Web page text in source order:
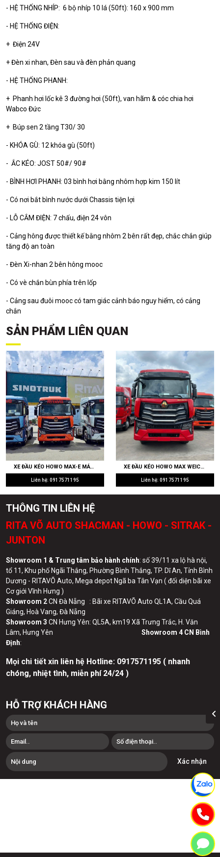
- HỆ THỐNG NHÍP: 6 bộ nhíp 10 lá (50ft): 160 x 900 mm
- HỆ THỐNG ĐIỆN:
+ Điện 24V
+ Đèn xi nhan, Đèn sau và đèn phản quang
- HỆ THỐNG PHANH:
+ Phanh hơi lốc kê 3 đường hơi (50ft), van hãm & cóc chia hơi
Wabco Đức
+ Búp sen 2 tầng T30/ 30
- KHÓA GÙ: 12 khóa gù (50ft)
- ẮC KÉO: JOST 50#/ 90#
- BÌNH HƠI PHANH: 03 bình hơi bằng nhôm hợp kim 150 lít
- Có nơi bắt bình nước dưới Chassis tiện lợi
- LỖ CẮM ĐIỆN: 7 chấu, điện 24 vôn
- Cảng hông được thiết kế bằng nhôm 2 bên rất đẹp, chắc chắn giúp
tăng độ an toàn
- Đèn Xi-nhan 2 bên hông mooc
- Có vè chắn bùn phía trên lốp
- Cảng sau đuôi mooc có tam giác cảnh báo nguy hiểm, có cảng
chắn
SẢN PHẨM LIÊN QUAN
XE ĐẦU KÉO HOWO MAX-E MÁY WEICHAI 400HP CẦU LÁP 4.111 SIÊU TIẾT KIỆM NHIÊN LIỆU CHẠY CONT CẢNG
Liên hệ: 0917571195
XE ĐẦU KÉO HOWO MAX WEICHAI 430HP WP10.5H CẦU LÁP 4.111 RITAVO AUTO NHẬP KHẨU GIÁ TỐT
Liên hệ: 0917571195
THÔNG TIN LIÊN HỆ
RITA VÕ AUTO SHACMAN - HOWO - SITRAK -
JUNTON
Showroom 1 & Trung tâm bảo hành chính: số 39/11 xa lộ hà nội,
tổ 11, Khu phố Ngãi Thắng, Phường Bình Thắng, TP. Dĩ An, Tỉnh Bình
Dương - RITAVÕ Auto, Mega depot Ngã ba Tân Vạn ( đối diện bãi xe
Cơ giới Vĩnh Hưng )
Showroom 2CN Đà Nẵng : Bãi xe RITAVÕ Auto QL1A, Cầu Quá
Giáng, Hoà Vang, Đà Nẵng
Showroom 3 CN Hưng Yên: QL5A, km19 Xã Trưng Trắc, H. Văn
Lâm, Hưng Yên Showroom 4 CN Bình
Định:
Mọi chi tiết xin liên hệ Hotline: 0917571195 ( nhanh
chóng, nhiệt tình, miễn phí 24/24 )
HỖ TRỢ KHÁCH HÀNG
Xác nhận